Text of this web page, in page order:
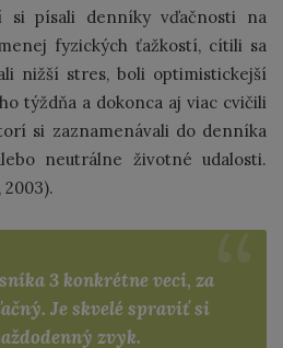
si písali denníky vďačnosti na
fyzických ťažkostí, cítili sa
nižší stres, boli optimistickejší
týždňa a dokonca aj viac cvičili
si zaznamenávali do denníka
neutrálne životné udalosti.
3 konkrétne veci, za
Je skvelé spraviť si
zvyk.